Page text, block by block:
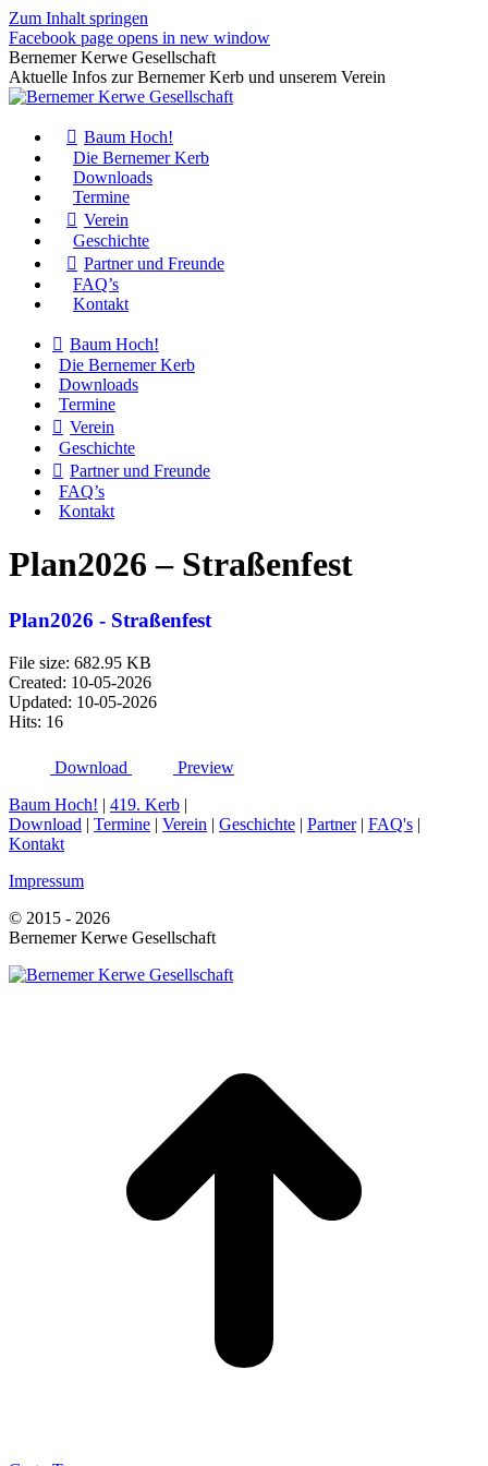
Zum Inhalt springen
Facebook page opens in new window
Bernemer Kerwe Gesellschaft
Aktuelle Infos zur Bernemer Kerb und unserem Verein
Baum Hoch!
Die Bernemer Kerb
Downloads
Termine
Verein
Geschichte
Partner und Freunde
FAQ’s
Kontakt
Baum Hoch!
Die Bernemer Kerb
Downloads
Termine
Verein
Geschichte
Partner und Freunde
FAQ’s
Kontakt
Plan2026 – Straßenfest
Plan2026 - Straßenfest
File size: 682.95 KB
Created: 10-05-2026
Updated: 10-05-2026
Hits: 16
Download
Preview
Baum Hoch! | 419. Kerb |
Download | Termine | Verein | Geschichte | Partner| FAQ's |
Kontakt
Impressum
© 2015 - 2026
Bernemer Kerwe Gesellschaft